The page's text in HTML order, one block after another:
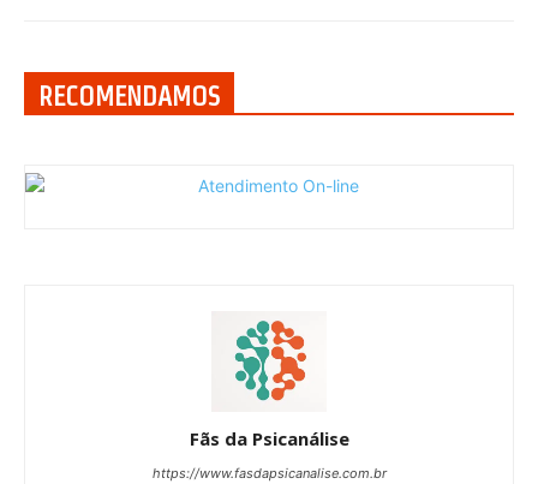
RECOMENDAMOS
Fãs da Psicanálise
https://www.fasdapsicanalise.com.br